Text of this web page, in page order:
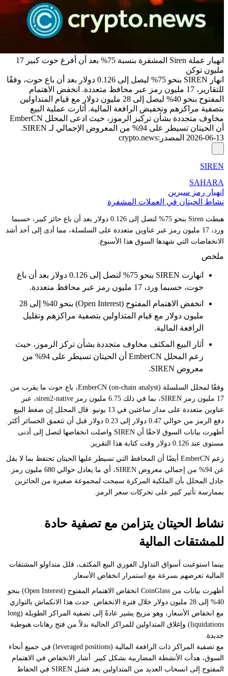
انهيار عملة Siren المشفرة بنسبة 75% بعد أن أفرغ حوت كبير 17
مليون توكن
انهار SIREN بنحو 75% ليصل إلى 0.126 دولار بعد أن باع حوت، وفقًا
للتقارير، 17 مليون رمز عبر محافظ متعددة. انخفض الاهتمام
المفتوح بنحو 40% ليصل إلى 28 مليون دولار مع قيام المتداولين
بتصفية مراكزهم وتخفيض الرافعة المالية. أثارت عملية البيع
مخاوف متجددة بشأن تركيز الرموز، حيث ادعى المحلل EmberCN
أن الحيتان تسيطر على 94% من المعروض الإجمالي لـ SIREN.
2026-06-13 المصدر :
crypto.news
SIREN
SAHARA
انهيار رمز سيرين
نشاط الحيتان في العملات المشفرة
هبطت Siren بنحو 75% لتصل إلى 0.126 دولار بعد أن باع حائز كبير، حسبما
ورد، 17 مليون رمز عبر عناوين متعددة على السلسلة، مما أدى إلى أحد أشد
الانخفاضات التي شهدها السوق هذا الأسبوع.
ملخص
انهارت SIREN بنحو 75% لتصل إلى 0.126 دولار بعد أن باع
حوت، حسبما ورد، 17 مليون رمز عبر محافظ متعددة.
انخفض الاهتمام المفتوح (Open Interest) بنحو 40% إلى 28
مليون دولار مع قيام المتداولين بتصفية مراكزهم وتقليل
الرافعة المالية.
أثار البيع المكثف مخاوف متجددة بشأن تركز الرموز، حيث
زعم المحلل EmberCN أن الحيتان تسيطر على 94% من
معروض SIREN.
وفقًا لمحلل السلسلة (on-chain analyst) EmberCN، باع حوت ما يقرب من
17 مليون رمز SIREN، بما في ذلك 6.75 مليون رمز siren2-native، عبر
عناوين متعددة على مدار ساعتين في 13 يونيو. قال المحلل إن ضغط البيع
دفع الرمز من حوالي 0.47 دولار إلى 0.23 دولار قبل أن تتعمق الخسائر أكثر.
أظهرت بيانات السوق لاحقًا أن SIREN واصلت انخفاضها لتصل إلى أدنى
مستوى عند 0.126 دولار وقت كتابة هذا التقرير.
زعم EmberCN أيضًا أن المحافظ التي تسيطر عليها الحيتان تحتفظ بما لا يقل
عن 94% من إجمالي معروض SIREN، أي ما يعادل حوالي 680 مليون رمز.
جادل المحلل بأن الملكية المركزة سمحت لمجموعة صغيرة من الحائزين
بممارسة تأثير كبير على تحركات سعر الرمز.
نشاط الحيتان يتزامن مع تصفية حادة
للمشتقات المالية
بينما استوعبت أسواق التداول الفوري البيع المكثف، قلل متداولو المشتقات
المالية تعرضهم بسرعة مع استمرار انخفاض الأسعار.
أظهرت بيانات من CoinGlass انخفاض الاهتمام المفتوح (Open Interest) بنحو
40% إلى 28 مليون دولار خلال فترة الانخفاض. حدث هذا الانكماش بالتوازي
مع انخفاض الأسعار، وهو مزيج يشير عادةً إلى تصفية المراكز الطويلة (long
liquidations) وإغلاق المتداولين للمراكز الحالية بدلاً من فتح رهانات هبوطية
جديدة.
مع تصفية المراكز ذات الرافعة المالية (leveraged positions) في جميع أنحاء
السوق، هدأت الأنشطة المضاربية بشكل كبير. أشار الانخفاض في الاهتمام
المفتوح إلى انسحاب العديد من المتداولين بعد فشل SIREN في الحفاظ